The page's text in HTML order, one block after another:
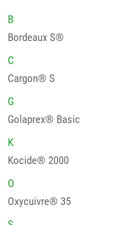
B
Bordeaux S®
C
Cargon® S
G
Golaprex® Basic
K
Kocide® 2000
O
Oxycuivre® 35